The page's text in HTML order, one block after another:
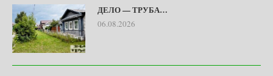
ДЕЛО — ТРУБА…
06.08.2026